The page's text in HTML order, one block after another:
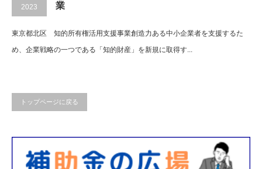
2023
業
東京都北区 知的所有権活用支援事業創造力ある中小企業者を支援するた
め、企業戦略の一つである「知的財産」を新規に取得す...
トップページに戻る